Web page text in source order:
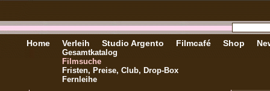
Home Verleih
Gesamtkatalog
Filmsuche
Fristen, Preise, Club, Drop-Box
Fernleihe
Studio Argento Filmcafé Shop